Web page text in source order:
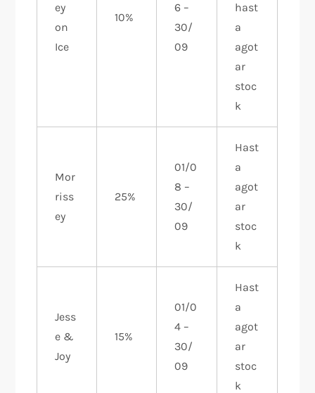
ey
on
Ice
10%
6 –
30/
09
hast
a
agot
ar
stoc
k
Mor
riss
ey
25%
01/0
8 –
30/
09
Hast
a
agot
ar
stoc
k
Jess
e &
Joy
15%
01/0
4 –
30/
09
Hast
a
agot
ar
stoc
k